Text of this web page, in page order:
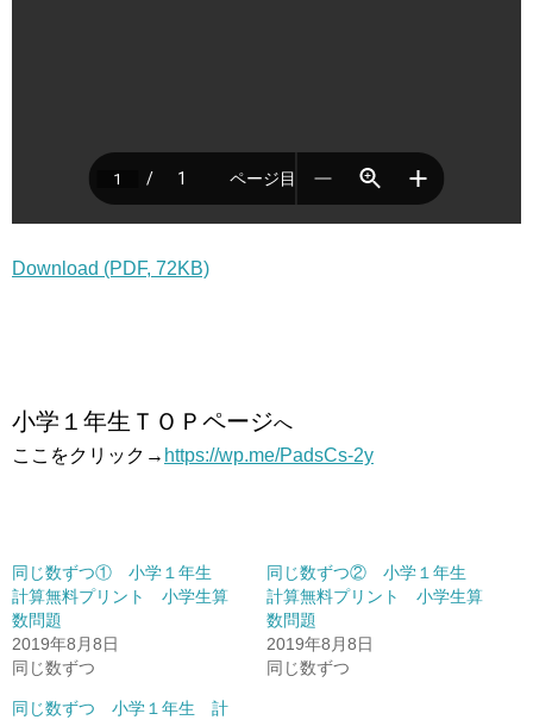
Download (PDF, 72KB)
小学１年生ＴＯＰページへ
ここをクリック→ https://wp.me/PadsCs-2y
同じ数ずつ① 小学１年生
計算無料プリント 小学生算
数問題
2019年8月8日
同じ数ずつ
同じ数ずつ② 小学１年生
計算無料プリント 小学生算
数問題
2019年8月8日
同じ数ずつ
同じ数ずつ 小学１年生 計